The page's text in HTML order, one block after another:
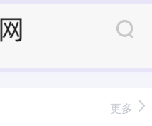
更多